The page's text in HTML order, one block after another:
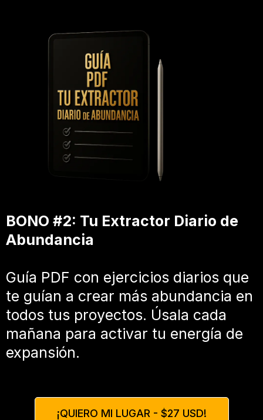
BONO #2: Tu Extractor Diario de
Abundancia
Guía PDF con ejercicios diarios que
te guían a crear más abundancia en
todos tus proyectos. Úsala cada
mañana para activar tu energía de
expansión.
¡QUIERO MI LUGAR - $27 USD!